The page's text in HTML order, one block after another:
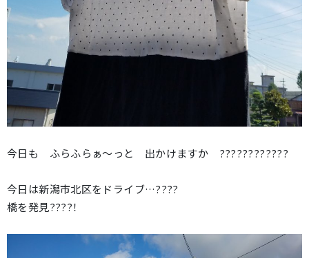
今日も ふらふらぁ～っと 出かけますか ????????????
今日は新潟市北区をドライブ…????
橋を発見????！